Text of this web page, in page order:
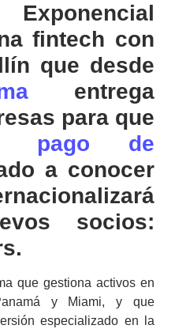
fintech con
que desde
entrega
para que
pago de
a conocer
socios:
que gestiona activos en
y Miami, y que
especializado en la